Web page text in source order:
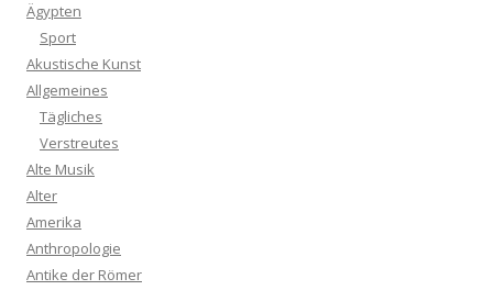
Ägypten
Sport
Akustische Kunst
Allgemeines
Tägliches
Verstreutes
Alte Musik
Alter
Amerika
Anthropologie
Antike der Römer